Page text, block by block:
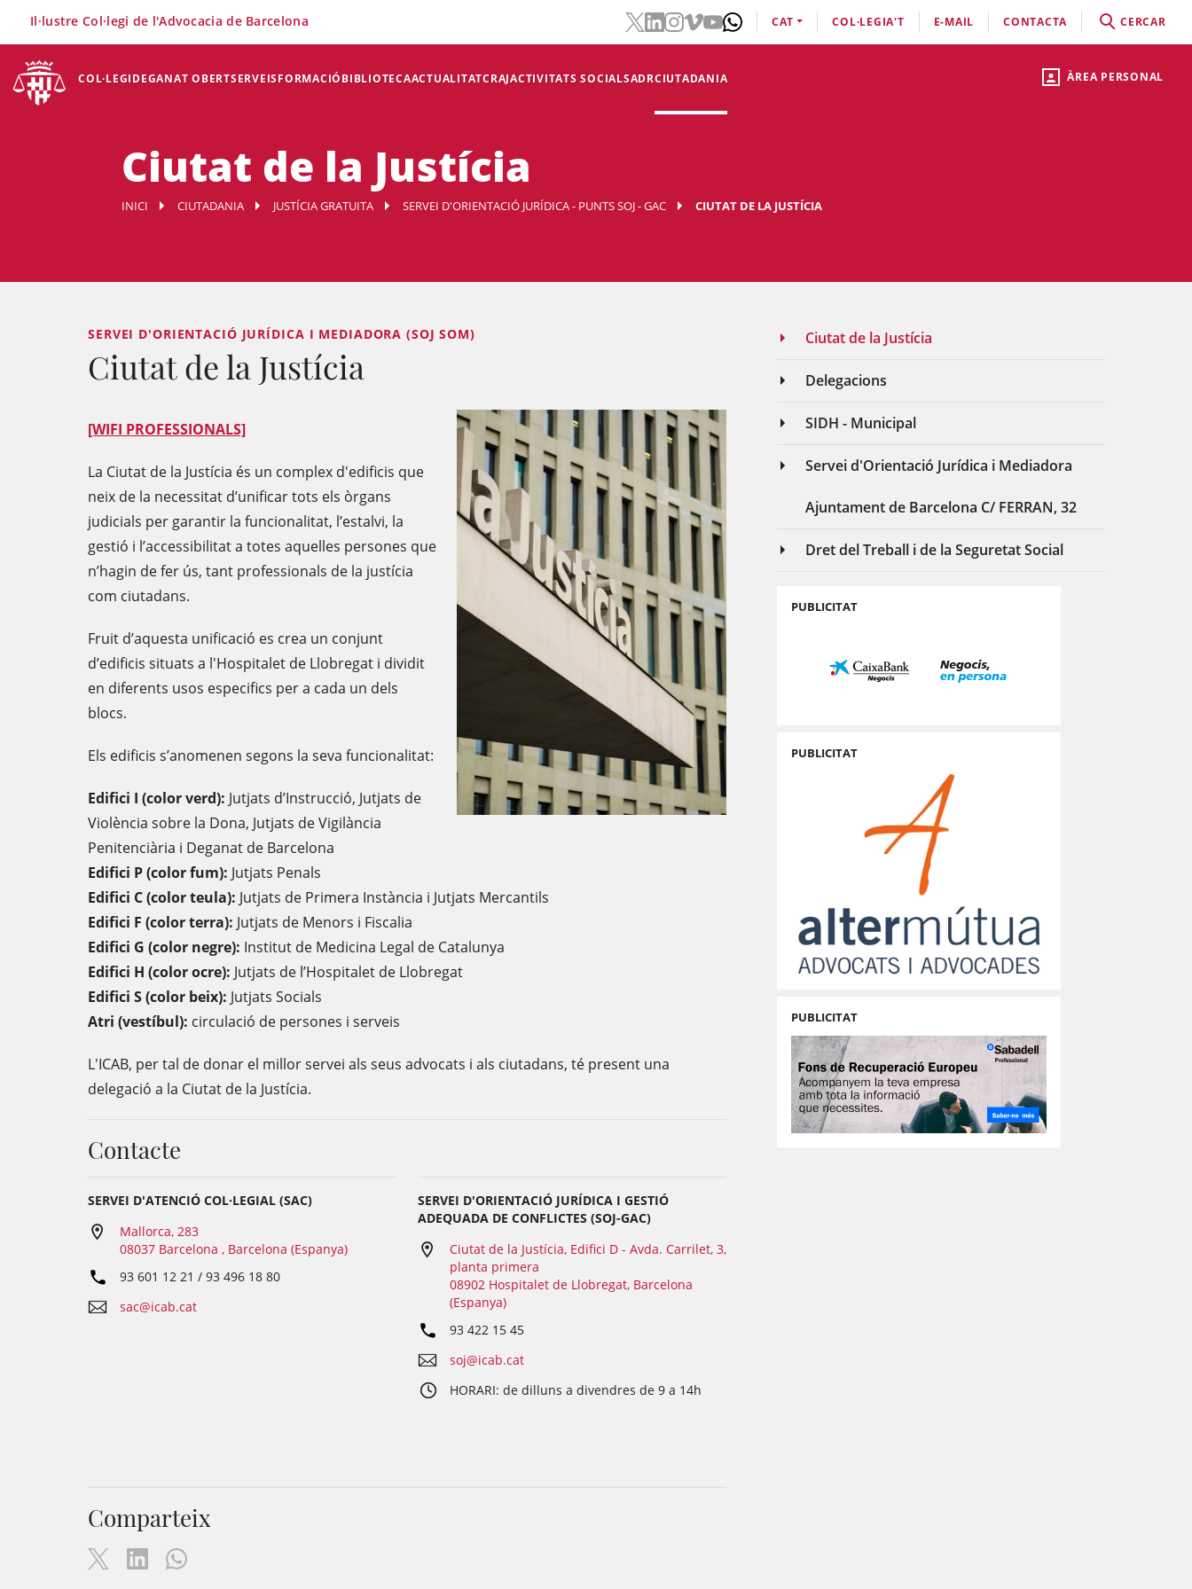
ÀREA PERSONAL
COL·LEGIDEGANAT OBERTSERVEISFORMACIÓBIBLIOTECAACTUALITATCRAJACTIVITATS SOCIALSADRCIUTADANIA
Il·lustre Col·legi de l'Advocacia de Barcelona CAT COL·LEGIA'T E-MAIL CONTACTA CERCAR
Ciutat de la Justícia
INICI CIUTADANIA JUSTÍCIA GRATUITA SERVEI D'ORIENTACIÓ JURÍDICA - PUNTS SOJ - GAC CIUTAT DE LA JUSTÍCIA
Ciutat de la Justícia
Delegacions
SIDH - Municipal
Servei d'Orientació Jurídica i Mediadora
Ajuntament de Barcelona C/ FERRAN, 32
Dret del Treball i de la Seguretat Social
PUBLICITAT
PUBLICITAT
PUBLICITAT
SERVEI D'ORIENTACIÓ JURÍDICA I MEDIADORA (SOJ SOM)
Ciutat de la Justícia
[WIFI PROFESSIONALS]
La Ciutat de la Justícia és un complex d'edificis que
neix de la necessitat d’unificar tots els òrgans
judicials per garantir la funcionalitat, l’estalvi, la
gestió i l’accessibilitat a totes aquelles persones que
n’hagin de fer ús, tant professionals de la justícia
com ciutadans.
Fruit d’aquesta unificació es crea un conjunt
d’edificis situats a l'Hospitalet de Llobregat i dividit
en diferents usos especifics per a cada un dels
blocs.
Els edificis s’anomenen segons la seva funcionalitat:
Edifici I (color verd): Jutjats d’Instrucció, Jutjats de
Violència sobre la Dona, Jutjats de Vigilància
Penitenciària i Deganat de Barcelona
Edifici P (color fum): Jutjats Penals
Edifici C (color teula): Jutjats de Primera Instància i Jutjats Mercantils
Edifici F (color terra): Jutjats de Menors i Fiscalia
Edifici G (color negre): Institut de Medicina Legal de Catalunya
Edifici H (color ocre): Jutjats de l’Hospitalet de Llobregat
Edifici S (color beix): Jutjats Socials
Atri (vestíbul): circulació de persones i serveis
L'ICAB, per tal de donar el millor servei als seus advocats i als ciutadans, té present una
delegació a la Ciutat de la Justícia.
Contacte
SERVEI D'ATENCIÓ COL·LEGIAL (SAC)
Mallorca, 283
08037 Barcelona , Barcelona (Espanya)
93 601 12 21 / 93 496 18 80
sac@icab.cat
SERVEI D'ORIENTACIÓ JURÍDICA I GESTIÓ
ADEQUADA DE CONFLICTES (SOJ-GAC)
Ciutat de la Justícia, Edifici D - Avda. Carrilet, 3,
planta primera
08902 Hospitalet de Llobregat, Barcelona
(Espanya)
93 422 15 45
soj@icab.cat
HORARI: de dilluns a divendres de 9 a 14h
Comparteix